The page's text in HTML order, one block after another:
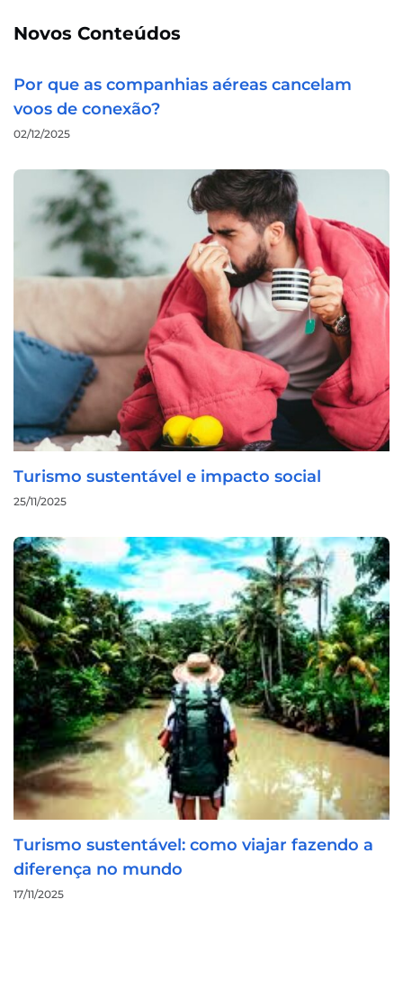
Novos Conteúdos
Por que as companhias aéreas cancelam
voos de conexão?
02/12/2025
Turismo sustentável e impacto social
25/11/2025
Turismo sustentável: como viajar fazendo a
diferença no mundo
17/11/2025